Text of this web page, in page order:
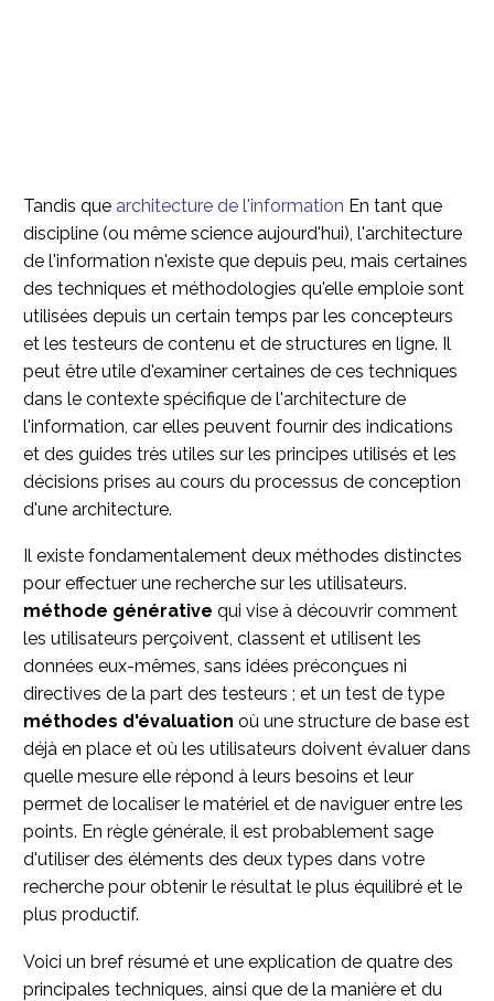
Tandis que architecture de l'information En tant que
discipline (ou même science aujourd'hui), l'architecture
de l'information n'existe que depuis peu, mais certaines
des techniques et méthodologies qu'elle emploie sont
utilisées depuis un certain temps par les concepteurs
et les testeurs de contenu et de structures en ligne. Il
peut être utile d'examiner certaines de ces techniques
dans le contexte spécifique de l'architecture de
l'information, car elles peuvent fournir des indications
et des guides très utiles sur les principes utilisés et les
décisions prises au cours du processus de conception
d'une architecture.
Il existe fondamentalement deux méthodes distinctes
pour effectuer une recherche sur les utilisateurs.
méthode générative qui vise à découvrir comment
les utilisateurs perçoivent, classent et utilisent les
données eux-mêmes, sans idées préconçues ni
directives de la part des testeurs ; et un test de type
méthodes d'évaluation où une structure de base est
déjà en place et où les utilisateurs doivent évaluer dans
quelle mesure elle répond à leurs besoins et leur
permet de localiser le matériel et de naviguer entre les
points. En règle générale, il est probablement sage
d'utiliser des éléments des deux types dans votre
recherche pour obtenir le résultat le plus équilibré et le
plus productif.
Voici un bref résumé et une explication de quatre des
principales techniques, ainsi que de la manière et du